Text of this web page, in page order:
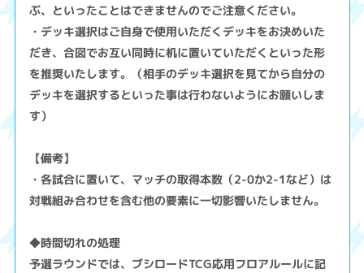
ぶ、といったことはできませんのでご注意ください。
・デッキ選択はご自身で使用いただくデッキをお決めいた
だき、合図でお互い同時に机に置いていただくといった形
を推奨いたします。（相手のデッキ選択を見てから自分の
デッキを選択するといった事は行わないようにお願いしま
す）
【備考】
・各試合に置いて、マッチの取得本数（2-0か2-1など）は
対戦組み合わせを含む他の要素に一切影響いたしません。
◆時間切れの処理
予選ラウンドでは、ブシロードTCG応用フロアルールに記